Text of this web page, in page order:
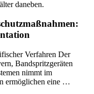
Verfahren Der
Bandspritzgeräten
nimmt im
ermöglichen eine …